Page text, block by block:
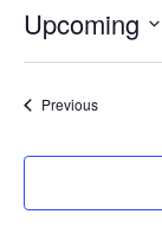
Upcoming
date.
PreviousEvents